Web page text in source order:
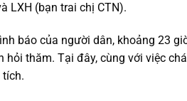
LXH (bạn trai chị CTN).
báo của người dân, khoảng 23
hỏi thăm. Tại đây, cùng với việc